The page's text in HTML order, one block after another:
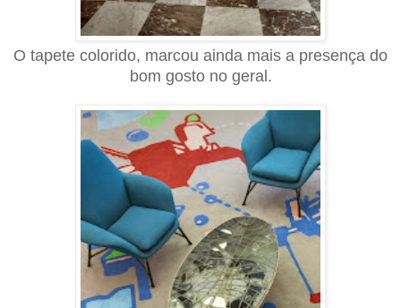
O tapete colorido, marcou ainda mais a presença do
bom gosto no geral.